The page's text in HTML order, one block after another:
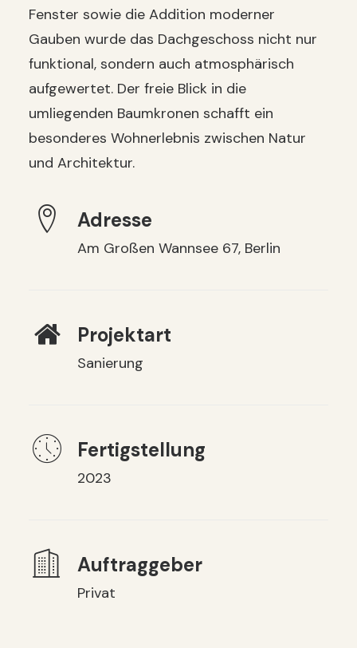
Fenster sowie die Addition moderner
Gauben wurde das Dachgeschoss nicht nur
funktional, sondern auch atmosphärisch
aufgewertet. Der freie Blick in die
umliegenden Baumkronen schafft ein
besonderes Wohnerlebnis zwischen Natur
und Architektur.
Adresse
Am Großen Wannsee 67, Berlin
Projektart
Sanierung
Fertigstellung
2023
Auftraggeber
Privat